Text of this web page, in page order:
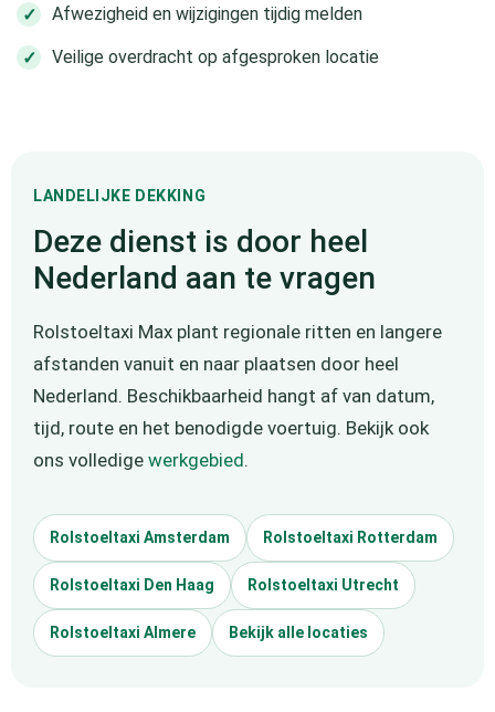
Afwezigheid en wijzigingen tijdig melden
Veilige overdracht op afgesproken locatie
LANDELIJKE DEKKING
Deze dienst is door heel
Nederland aan te vragen
Rolstoeltaxi Max plant regionale ritten en langere
afstanden vanuit en naar plaatsen door heel
Nederland. Beschikbaarheid hangt af van datum,
tijd, route en het benodigde voertuig. Bekijk ook
ons volledige werkgebied.
Rolstoeltaxi Amsterdam Rolstoeltaxi Rotterdam
Rolstoeltaxi Den Haag Rolstoeltaxi Utrecht
Rolstoeltaxi Almere Bekijk alle locaties